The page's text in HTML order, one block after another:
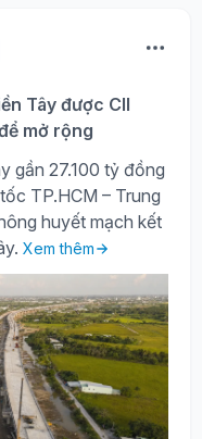
Tây được CII
mở rộng
gần 27.100 tỷ đồng
TP.HCM – Trung
huyết mạch kết
Xem thêm